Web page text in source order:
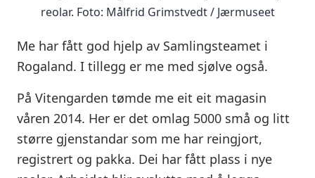
reolar. Foto: Målfrid Grimstvedt / Jærmuseet
Me har fått god hjelp av Samlingsteamet i
Rogaland. I tillegg er me med sjølve også.
På Vitengarden tømde me eit eit magasin
våren 2014. Her er det omlag 5000 små og litt
større gjenstandar som me har reingjort,
registrert og pakka. Dei har fått plass i nye